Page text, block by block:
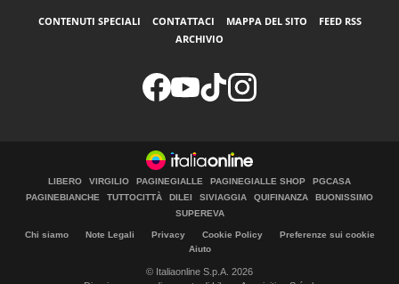
CONTENUTI SPECIALI CONTATTACI MAPPA DEL SITO
FEED RSS
ARCHIVIO
LIBERO VIRGILIO PAGINEGIALLE PAGINEGIALLE SHOP
PGCASA
PAGINEBIANCHE
TUTTOCITTÀ DILEI SIVIAGGIA QUIFINANZA
BUONISSIMO
SUPEREVA
Chi siamo Note Legali Privacy Cookie Policy
Preferenze sui cookie
Aiuto
© Italiaonline S.p.A. 2026